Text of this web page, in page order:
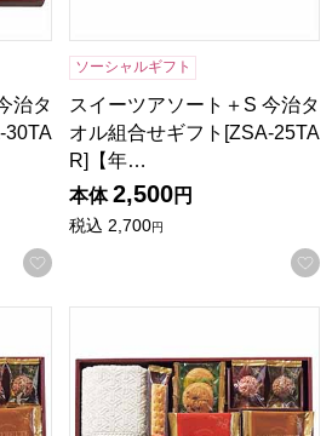
治タ
30TA
お気に入りに登録する
ソーシャルギフト
スイーツアソート＋S 今治タ
オル組合せギフト[ZSA-25TA
R]【年…
本体 2,500円
税込 2,700円